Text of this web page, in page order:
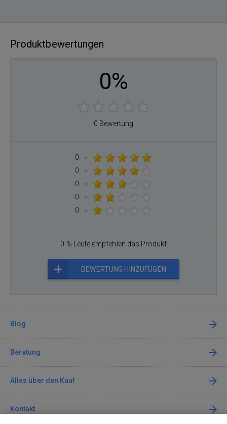
Produktbewertungen
0%
0 Bewertung
0
×
0
×
0
×
0
×
0
×
0 % Leute empfehlen das Produkt
BEWERTUNG HINZUFÜGEN
Blog
Beratung
Alles über den Kauf
Kontakt